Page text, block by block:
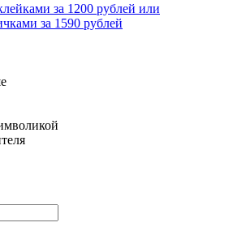
за 1200 рублей или
за 1590 рублей